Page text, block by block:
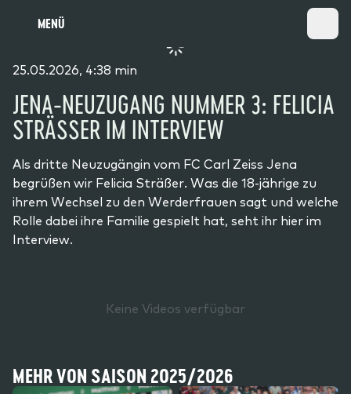
MENÜ
25.05.2026, 4:38 min
JENA-NEUZUGANG NUMMER 3: FELICIA
STRÄSSER IM INTERVIEW
Als dritte Neuzugängin vom FC Carl Zeiss Jena
begrüßen wir Felicia Sträßer. Was die 18-jährige zu
ihrem Wechsel zu den Werderfrauen sagt und welche
Rolle dabei ihre Familie gespielt hat, seht ihr hier im
Interview.
Keine Videos verfügbar
MEHR VON SAISON 2025/2026